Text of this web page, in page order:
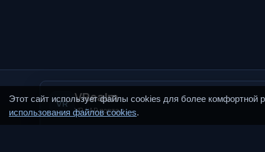
VR VRealm
VR / AR портал
Этот сайт использует файлы cookies для более комфортной
использования файлов cookies.